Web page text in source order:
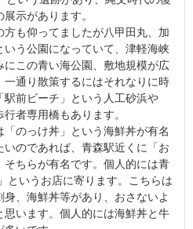
示があります。
も仰ってましたが八甲田丸、加
いう公園になっていて、津軽海峡
この青い海公園、敷地規模が広
一通り散策するにはそれなりに時
駅前ビーチ」という人工砂浜や
者専用橋もあります。
のっけ丼」という海鮮丼が有名
のであれば、青森駅近くに「お
ちらが有名です。個人的には青
というお店に寄ります。こちらは
、海鮮丼等があり、おさないよ
思います。個人的には海鮮丼と牛